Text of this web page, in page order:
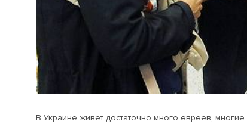
В Украине живет достаточно много евреев,